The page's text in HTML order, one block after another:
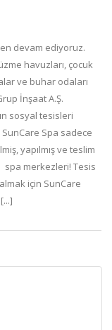
devam ediyoruz.
havuzları, çocuk
ve buhar odaları
İnşaat A.Ş.
sosyal tesisleri
Spa sadece
yapılmış ve teslim
merkezleri! Tesis
için SunCare